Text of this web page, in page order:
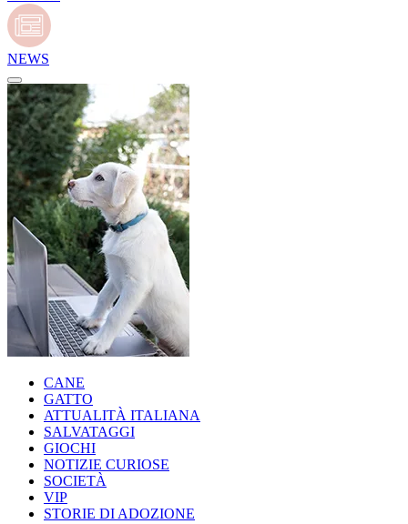
NEWS
CANE
GATTO
ATTUALITÀ ITALIANA
SALVATAGGI
GIOCHI
NOTIZIE CURIOSE
SOCIETÀ
VIP
STORIE DI ADOZIONE